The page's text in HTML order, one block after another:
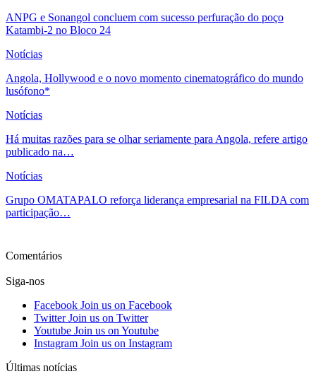
ANPG e Sonangol concluem com sucesso perfuração do poço
Katambi-2 no Bloco 24
Notícias
Angola, Hollywood e o novo momento cinematográfico do mundo
lusófono*
Notícias
Há muitas razões para se olhar seriamente para Angola, refere artigo
publicado na…
Notícias
Grupo OMATAPALO reforça liderança empresarial na FILDA com
participação…
Comentários
Siga-nos
Facebook Join us on Facebook
Twitter Join us on Twitter
Youtube Join us on Youtube
Instagram Join us on Instagram
Últimas notícias